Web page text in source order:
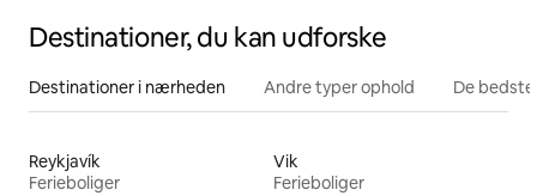
Destinationer, du kan udforske
Destinationer i nærheden Andre typer ophold De
Reykjavík
Ferieboliger
Vik
Ferieboliger